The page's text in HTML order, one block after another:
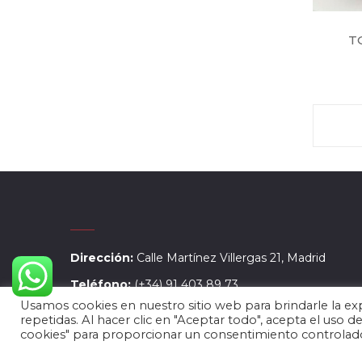
Dirección: Calle Martínez Villergas 21, Madrid
Teléfono: (+34) 91 403 89 73
Email: comerdevillergas@gmail.com
Usamos cookies en nuestro sitio web para brindarle la
repetidas. Al hacer clic en "Aceptar todo", acepta el uso
cookies" para proporcionar un consentimiento